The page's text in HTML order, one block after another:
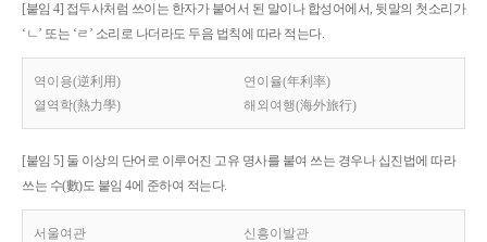
[붙임 4] 접두사처럼 쓰이는 한자가 붙어서 된 말이나 합성어에서, 뒷말의 첫소리가
‘ㄴ’ 또는 ‘ㄹ’ 소리로 나더라도 두음 법칙에 따라 적는다.
역이용(逆利用)
연이율(年利率)
열역학(熱力學)
해외여행(海外旅行)
[붙임 5] 둘 이상의 단어로 이루어진 고유 명사를 붙여 쓰는 경우나 십진법에 따라
쓰는 수(數)도 붙임 4에 준하여 적는다.
서울여관 신흥이발관